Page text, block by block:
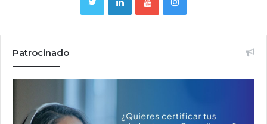
Patrocinado